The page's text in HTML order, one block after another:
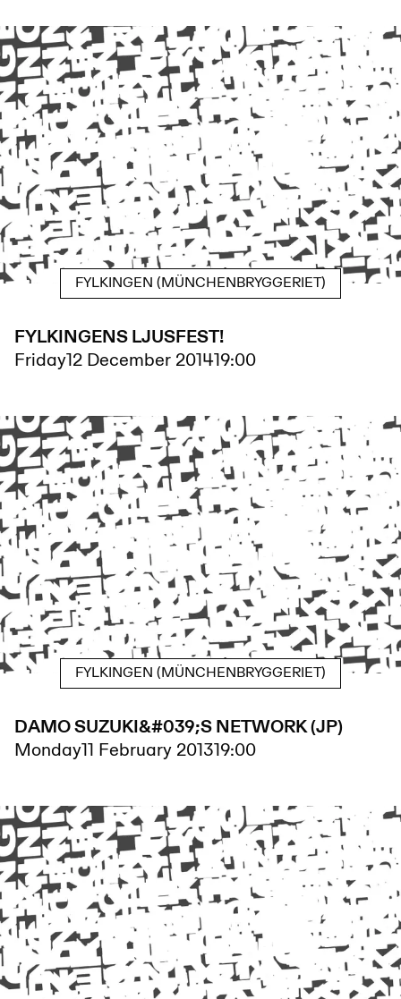
FYLKINGEN (MÜNCHENBRYGGERIET)
FYLKINGENS LJUSFEST!
Friday12 December 201419:00
FYLKINGEN (MÜNCHENBRYGGERIET)
DAMO SUZUKI&#039;S NETWORK (JP)
Monday11 February 201319:00